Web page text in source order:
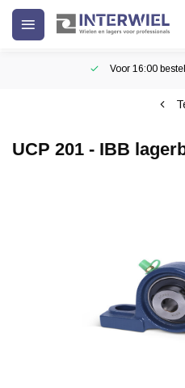
Voor 16:00
UCP 201 - IBB